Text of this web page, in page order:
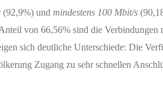
(92,9%) und mindestens 100 Mbit/s
von 66,56% sind die
sich deutliche Unterschiede: Die
Zugang zu sehr schnellen